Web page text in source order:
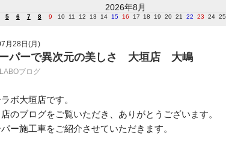
2026年8月
5 6 7 8 9 10 11 12 13 14 15 16 17 18 19 20 21 22 23 24 25
月28日(月)
パーで異次元の美しさ 大垣店 大嶋
ブログ
ボ大垣店です。
のブログをご覧いただき、ありがとうございます。
ー施工車をご紹介させていただきます。